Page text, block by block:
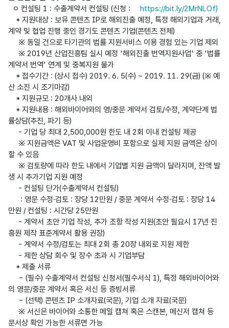
  ㅇ 컨설팅 1 : 수출계약서 컨설팅 (신청 :
https://bit.ly/2MrNLOf)
계약 및 협업 진행 중인 경기도 콘텐츠 기업(콘텐츠 전체)
계약서 번역' 연계 및 중복지원 불가
산 소진 시 조기마감)
률상담(추진, 파기 등)
할 수 있음
생 시 추가기업 지원 예정
만원 / 컨설팅 : 시간당 25만원
흥원 제작 표준계약서 활용 권장)
의 영문/중문 계약서 혹은 서신 등 증빙서류
문서상 확인 가능한 서류면 가능